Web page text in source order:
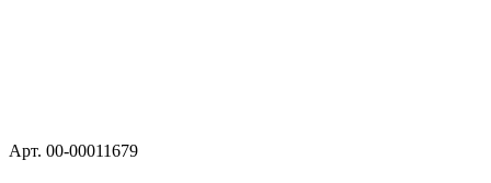
Арт. 00-00011679